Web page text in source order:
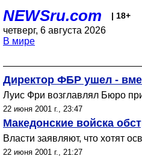
NEWSru.com | 18+
четверг, 6 августа 2026
В мире
Директор ФБР ушел -
Луис Фри возглавлял Бюро
22 июня 2001 г., 23:47
Македонские войска
Власти заявляют, что хотят
22 июня 2001 г., 21:27